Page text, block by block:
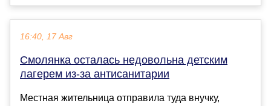
16:40, 17 Авг
Смолянка осталась недовольна детским
лагерем из-за антисанитарии
Местная жительница отправила туда внучку,